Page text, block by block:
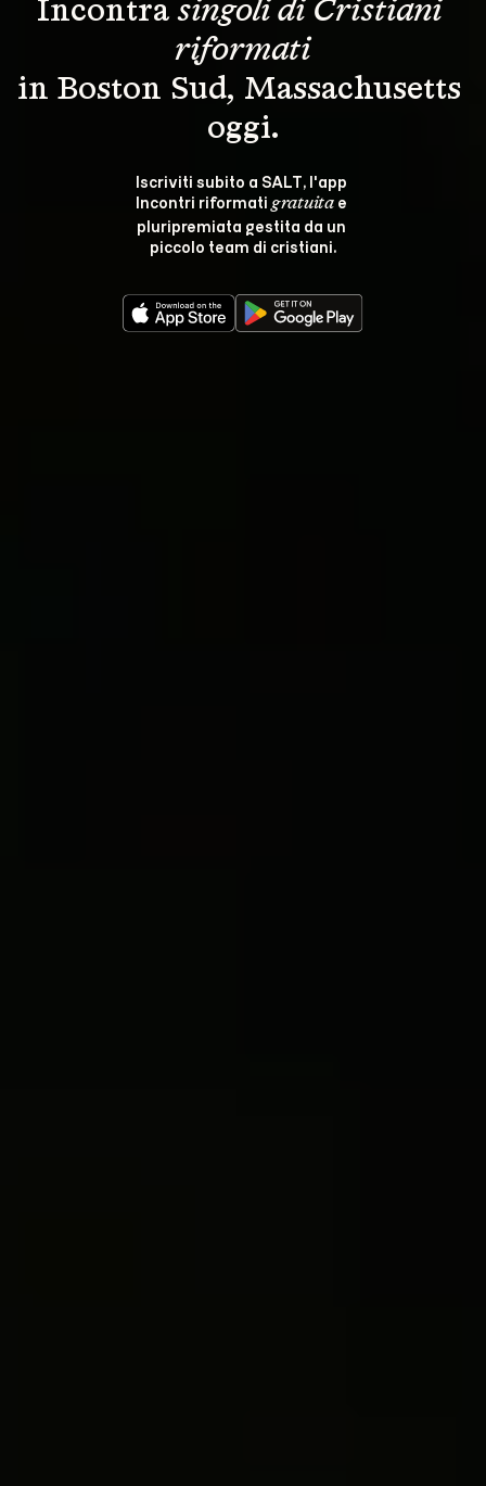
Incontra singoli di Cristiani
riformati
in Boston Sud, Massachusetts
oggi.
Iscriviti subito a SALT, l'app
Incontri riformati gratuita e
pluripremiata gestita da un
piccolo team di cristiani.